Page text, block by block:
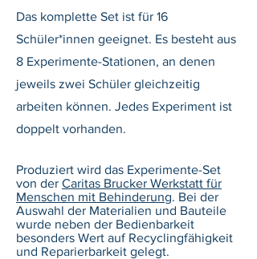
Das komplette Set ist für 16
Schüler*innen geeignet. Es besteht aus
8 Experimente-Stationen, an denen
jeweils zwei Schüler gleichzeitig
arbeiten können. Jedes Experiment ist
doppelt vorhanden.
Produziert wird das Experimente-Set
von der Caritas Brucker Werkstatt für
Menschen mit Behinderung. Bei der
Auswahl der Materialien und Bauteile
wurde neben der Bedienbarkeit
besonders Wert auf Recyclingfähigkeit
und Reparierbarkeit gelegt.